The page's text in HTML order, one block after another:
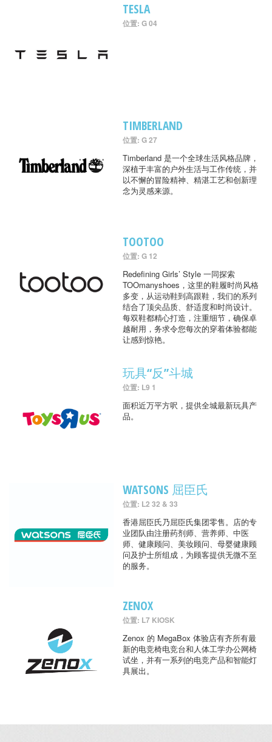
TESLA
位置: G 04
TIMBERLAND
位置: G 27
Timberland 是一个全球生活风格品牌，
深植于丰富的户外生活与工作传统，并
以不懈的冒险精神、精湛工艺和创新理
念为灵感来源。
TOOTOO
位置: G 12
Redefining Girls’ Style 一同探索
TOOmanyshoes，这里的鞋履时尚风格
多变，从运动鞋到高跟鞋，我们的系列
结合了顶尖品质、舒适度和时尚设计。
每双鞋都精心打造，注重细节，确保卓
越耐用，务求令您每次的穿着体验都能
让感到惊艳。
玩具“反”斗城
位置: L9 1
面积近万平方呎，提供全城最新玩具产
品。
WATSONS 屈臣氏
位置: L2 32 & 33
香港屈臣氏乃屈臣氏集团零售。店的专
业团队由注册药剂师、营养师、中医
师、健康顾问、美妆顾问、母婴健康顾
问及护士所组成，为顾客提供无微不至
的服务。
ZENOX
位置: L7 KIOSK
Zenox 的 MegaBox 体验店有齐所有最
新的电竞椅电竞台和人体工学办公网椅
试坐，并有一系列的电竞产品和智能灯
具展出。